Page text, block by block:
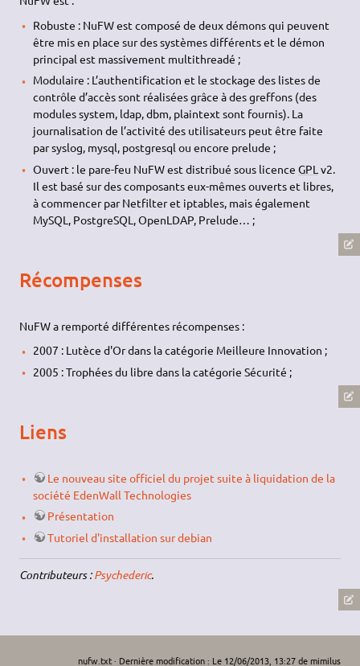
Robuste : NuFW est composé de deux démons qui peuvent
être mis en place sur des systèmes différents et le démon
principal est massivement multithreadé ;
Modulaire : L’authentification et le stockage des listes de
contrôle d’accès sont réalisées grâce à des greffons (des
modules system, ldap, dbm, plaintext sont fournis). La
journalisation de l’activité des utilisateurs peut être faite
par syslog, mysql, postgresql ou encore prelude ;
Ouvert : le pare-feu NuFW est distribué sous licence GPL v2.
Il est basé sur des composants eux-mêmes ouverts et libres,
à commencer par Netfilter et iptables, mais également
MySQL, PostgreSQL, OpenLDAP, Prelude… ;
Récompenses
NuFW a remporté différentes récompenses :
2007 : Lutèce d'Or dans la catégorie Meilleure Innovation ;
2005 : Trophées du libre dans la catégorie Sécurité ;
Liens
Le nouveau site officiel du projet suite à liquidation de la
société EdenWall Technologies
Présentation
Tutoriel d'installation sur debian
Contributeurs :Psychederic.
nufw.txt· Dernière modification : Le 12/06/2013, 13:27 de mimilus